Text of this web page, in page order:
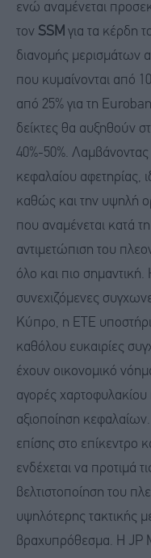
ενώ αναμένεται
τον SSM για τα κέρδη
διανομής μερισμάτων
που κυμαίνονται από
από 25% για τη
δείκτες θα αυξηθούν
40%-50%.
κεφαλαίου αφετηρίας,
καθώς και την υψηλή
που αναμένεται κατά
αντιμετώπιση του
όλο και πιο σημαντική.
συνεχιζόμενες
Κύπρο, η ΕΤΕ
καθόλου ευκαιρίες
έχουν οικονομικό
αγορές χαρτοφυλακίου
αξιοποίηση
επίσης στο επίκεντρο
ενδέχεται να προτιμά
βελτιστοποίηση του
υψηλότερης τακτικής
βραχυπρόθεσμα. Η JP